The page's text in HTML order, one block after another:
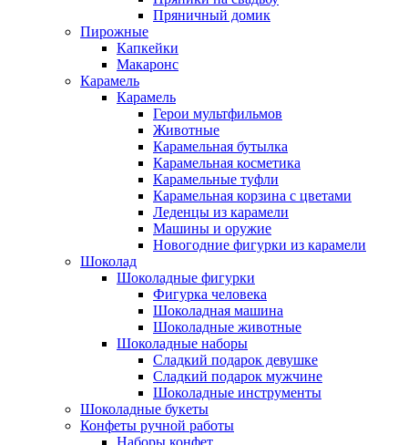
Пряничный домик
Пирожные
Капкейки
Макаронс
Карамель
Карамель
Герои мультфильмов
Животные
Карамельная бутылка
Карамельная косметика
Карамельные туфли
Карамельная корзина с цветами
Леденцы из карамели
Машины и оружие
Новогодние фигурки из карамели
Шоколад
Шоколадные фигурки
Фигурка человека
Шоколадная машина
Шоколадные животные
Шоколадные наборы
Сладкий подарок девушке
Сладкий подарок мужчине
Шоколадные инструменты
Шоколадные букеты
Конфеты ручной работы
Наборы конфет